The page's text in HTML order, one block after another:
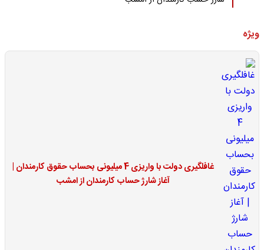
ویژه
غافلگیری دولت با واریزی 4 میلیونی بحساب حقوق کارمندان |
آغاز شارژ حساب کارمندان از امشب